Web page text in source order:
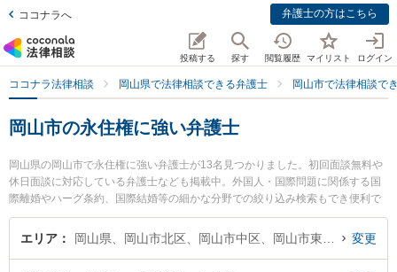
ココナラへ 弁護士の方はこちら
投稿する 探す 閲覧履歴 マイリスト ログイン
ココナラ法律相談 岡山県で法律相談できる弁護士 岡山市で法律相談で
岡山市の永住権に強い弁護士
岡山県の岡山市で永住権に強い弁護士が13名見つかりました。初回面談無料や
休日面談に対応している弁護士なども掲載中。外国人・国際問題に関係する国
際離婚やハーグ条約、国際結婚等の細かな分野での絞り込み検索もでき便利で
す。特に弁護士法人山本・坪井綜合法律事務所 岡山オフィスの坪井 智之弁護士
や岡山南法律事務所の安井 健二弁護士、中岡・安彦法律事務所の中岡 宏文弁護
エリア 変更